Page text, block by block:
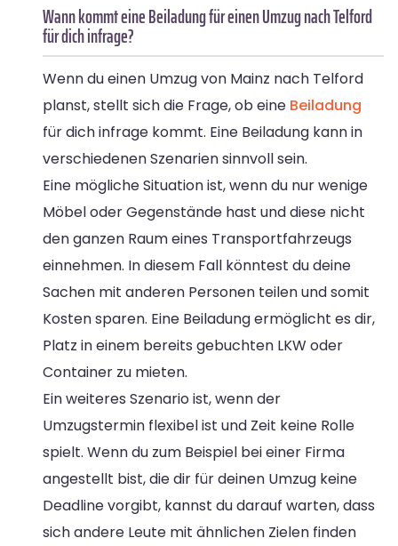
Wann kommt eine Beiladung für einen Umzug nach Telford
für dich infrage?
Wenn du einen Umzug von Mainz nach Telford
planst, stellt sich die Frage, ob eine Beiladung
für dich infrage kommt. Eine Beiladung kann in
verschiedenen Szenarien sinnvoll sein.
Eine mögliche Situation ist, wenn du nur wenige
Möbel oder Gegenstände hast und diese nicht
den ganzen Raum eines Transportfahrzeugs
einnehmen. In diesem Fall könntest du deine
Sachen mit anderen Personen teilen und somit
Kosten sparen. Eine Beiladung ermöglicht es dir,
Platz in einem bereits gebuchten LKW oder
Container zu mieten.
Ein weiteres Szenario ist, wenn der
Umzugstermin flexibel ist und Zeit keine Rolle
spielt. Wenn du zum Beispiel bei einer Firma
angestellt bist, die dir für deinen Umzug keine
Deadline vorgibt, kannst du darauf warten, dass
sich andere Leute mit ähnlichen Zielen finden